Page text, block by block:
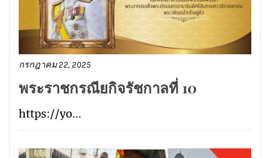
กรกฎาคม 22, 2025
พระราชกรณียกิจรัชกาลที่ 10
https://yo...